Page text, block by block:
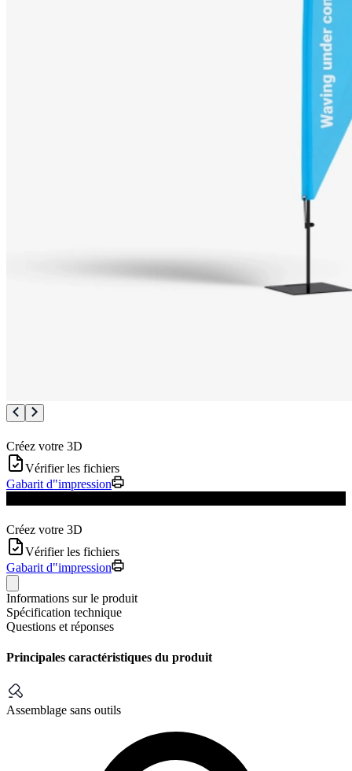
Créez votre 3D
Vérifier les fichiers
Gabarit d"impression
Créez votre 3D
Vérifier les fichiers
Gabarit d"impression
Informations sur le produit
Spécification technique
Questions et réponses
Principales caractéristiques du produit
Assemblage sans outils